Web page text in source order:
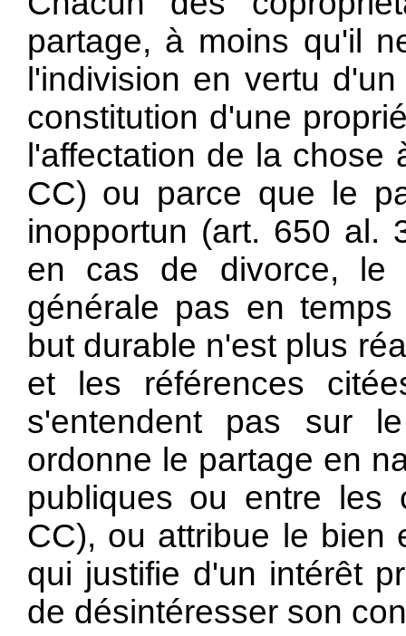
partage, à moins qu'il
l'indivision en vertu
constitution d'une
l'affectation de la chose
CC) ou parce que le
inopportun (art. 650 al.
en cas de divorce, le
générale pas en
but durable n'est plus
et les références
s'entendent pas sur
ordonne le partage en
publiques ou entre les
CC), ou attribue le bien
qui justifie d'un intérêt
de désintéresser son